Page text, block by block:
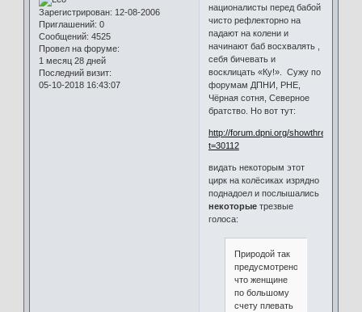
Зарегистрирован: 12-08-2006
Приглашений: 0
Сообщений: 4525
Провел на форуме:
1 месяц 28 дней
Последний визит:
05-10-2018 16:43:07
националисты перед бабой
чисто рефлекторно на
падают на колени и
начинают баб восхвалять ,
себя бичевать и
восклицать «Ку!». Сужу по
форумам ДПНИ, РНЕ,
Чёрная сотня, Северное
братство. Но вот тут:
http://forum.dpni.org/showthread.php?
t=30112
видать некоторым этот
цирк на колёсиках изрядно
поднадоел и послышались
некоторыетрезвые
голоса:
Природой так
предусмотрено,
что женщине
по большому
счету плевать